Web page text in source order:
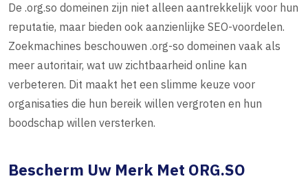
De .org.so domeinen zijn niet alleen aantrekkelijk voor hun
reputatie, maar bieden ook aanzienlijke SEO-voordelen.
Zoekmachines beschouwen .org-so domeinen vaak als
meer autoritair, wat uw zichtbaarheid online kan
verbeteren. Dit maakt het een slimme keuze voor
organisaties die hun bereik willen vergroten en hun
boodschap willen versterken.
Bescherm Uw Merk Met ORG.SO